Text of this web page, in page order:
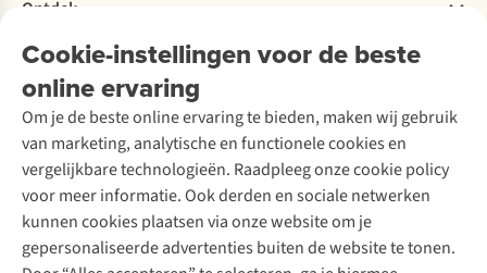
Cookie-instellingen voor de beste
online ervaring
Om je de beste online ervaring te bieden, maken wij gebruik
van marketing, analytische en functionele cookies en
vergelijkbare technologieën. Raadpleeg onze cookie policy
voor meer informatie. Ook derden en sociale netwerken
kunnen cookies plaatsen via onze website om je
gepersonaliseerde advertenties buiten de website te tonen.
Garantie
Contact
Over Ayacucho
Onze winkels
Over A.S.Adventure
Toegankelijkheidsverklaring
Ski-onderhoud
Wasservice
Schoenonderhoud
Schoenherstelling
Kledingherstelling
Retouches
Voor bedrijven
Ontdek
A.S.Magazine
Podcast
Explore Academy
Explore Camp
Gear Check
Inspiratie & advies
Meld je aan voor de nieuwsbrief
Follow us